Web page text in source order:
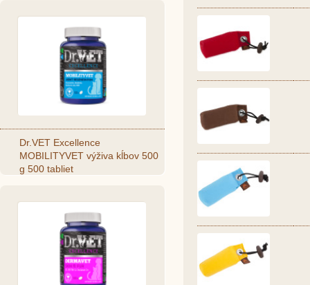
Dr.VET Excellence
MOBILITYVET výživa kĺbov 500
g 500 tabliet